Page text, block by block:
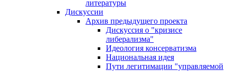
литературы
Дискуссии
Архив предыдущего проекта
Дискуссия о "кризисе
либерализма"
Идеология консерватизма
Национальная идея
Пути легитимации "управляемой